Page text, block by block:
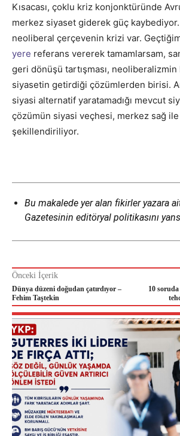
Kısacası, çoklu kriz konjonktüründe
merkez siyaset giderek güç
neoliberal çerçevenin krizi var.
yere referans vererek tamamlarsam,
geri dönüşü tartışması,
siyasetin getirdiği çözümlerden birisi.
siyasi alternatif yaratamadığı mevcut
çözümün siyasi veçhesi, merkez sağ ile
şekillendiriliyor.
Bu makalede yer alan fikirler yazara
Gazetesinin editöryal politikasını
Önceki İçerik
Dünya düzeni doğudan çatırdıyor –
Fehim Taştekin
10 soruda